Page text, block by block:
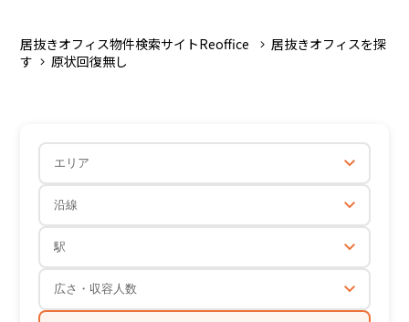
居抜きオフィス物件検索サイトReoffice
居抜きオフィスを探
す
原状回復無し
エリア
沿線
駅
広さ・収容人数